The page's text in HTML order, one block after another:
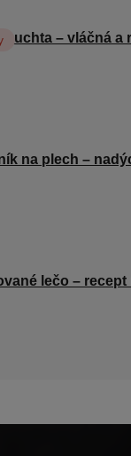
buchta – vláčná a
na plech –
lečo – recept